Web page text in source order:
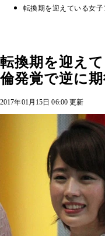
転換期を迎えている女
転換期を迎え
倫発覚で逆に
2017年01月15日 06:00 更新